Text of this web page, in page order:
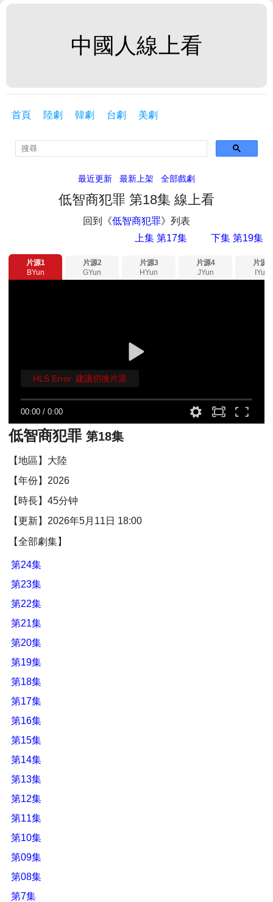
中國人線上看
首頁 陸劇 韓劇 台劇 美劇
最近更新 最新上架 全部戲劇
低智商犯罪 第18集 線上看
回到《低智商犯罪》列表
下集 第19集
上集 第17集
片源1
BYun
片源2
GYun
片源3
HYun
片源4
JYun
片源5
IYun
00:00 /0:00
HLS Error. 建議切換片源
低智商犯罪第18集
【地區】大陸
【年份】2026
【時長】45分钟
【更新】2026年5月11日 18:00
【全部劇集】
第24集
第23集
第22集
第21集
第20集
第19集
第18集
第17集
第16集
第15集
第14集
第13集
第12集
第11集
第10集
第09集
第08集
第7集